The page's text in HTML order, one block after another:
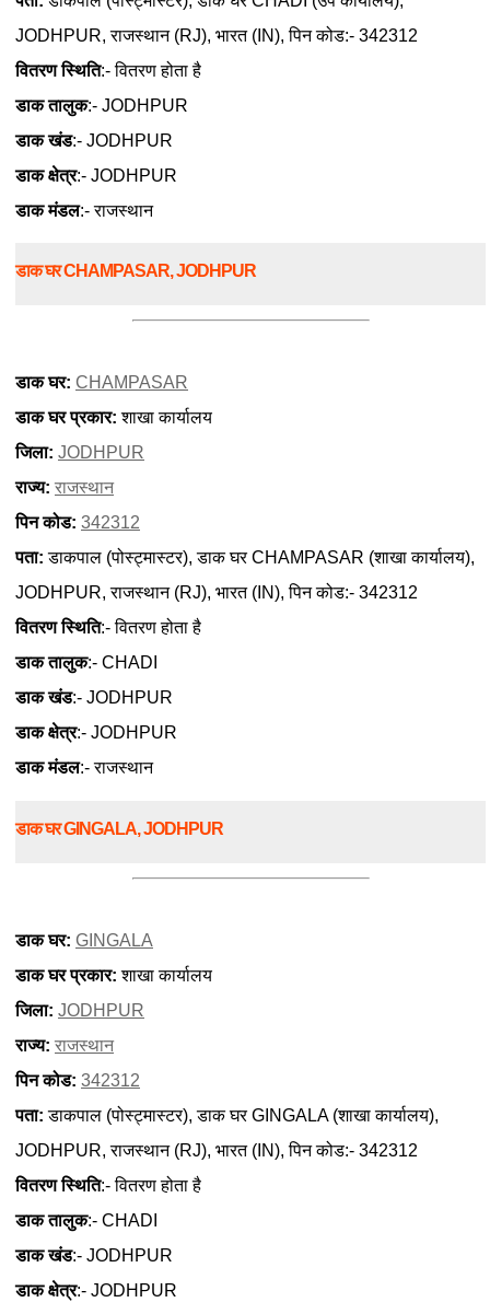
JODHPUR, राजस्थान (RJ), भारत (IN), पिन कोड:- 342312
वितरण स्थिति:- वितरण होता है
डाक तालुक:- JODHPUR
डाक खंड:- JODHPUR
डाक क्षेत्र:- JODHPUR
डाक मंडल:- राजस्थान
डाक घर CHAMPASAR, JODHPUR
डाक घर: CHAMPASAR
डाक घर प्रकार: शाखा कार्यालय
जिला: JODHPUR
राज्य: राजस्थान
पिन कोड: 342312
पता: डाकपाल (पोस्ट्मास्टर), डाक घर CHAMPASAR (शाखा कार्यालय),
JODHPUR, राजस्थान (RJ), भारत (IN), पिन कोड:- 342312
वितरण स्थिति:- वितरण होता है
डाक तालुक:- CHADI
डाक खंड:- JODHPUR
डाक क्षेत्र:- JODHPUR
डाक मंडल:- राजस्थान
डाक घर GINGALA, JODHPUR
डाक घर: GINGALA
डाक घर प्रकार: शाखा कार्यालय
जिला: JODHPUR
राज्य: राजस्थान
पिन कोड: 342312
पता: डाकपाल (पोस्ट्मास्टर), डाक घर GINGALA (शाखा कार्यालय),
JODHPUR, राजस्थान (RJ), भारत (IN), पिन कोड:- 342312
वितरण स्थिति:- वितरण होता है
डाक तालुक:- CHADI
डाक खंड:- JODHPUR
डाक क्षेत्र:- JODHPUR